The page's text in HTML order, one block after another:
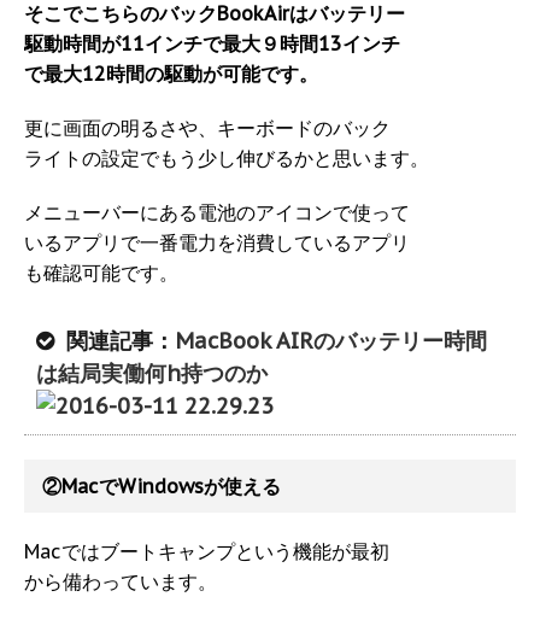
そこでこちらのバックBookAirはバッテリー
駆動時間が11インチで最大９時間13インチ
で最大12時間の駆動が可能です。
更に画面の明るさや、キーボードのバック
ライトの設定でもう少し伸びるかと思います。
メニューバーにある電池のアイコンで使って
いるアプリで一番電力を消費しているアプリ
も確認可能です。
関連記事： MacBook AIRのバッテリー時間
は結局実働何h持つのか
②MacでWindowsが使える
Macではブートキャンプという機能が最初
から備わっています。